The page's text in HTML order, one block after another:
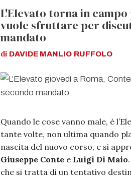
L'Elevato torna in
vuole sfruttare per
mandato
di DAVIDE MANLIO RUFFOLO
Quando le cose vanno male, è
tante volte, non ultima quando
nascita del nuovo corso, e si
Giuseppe Conte e Luigi Di Maio
che si tratta di un tentativo